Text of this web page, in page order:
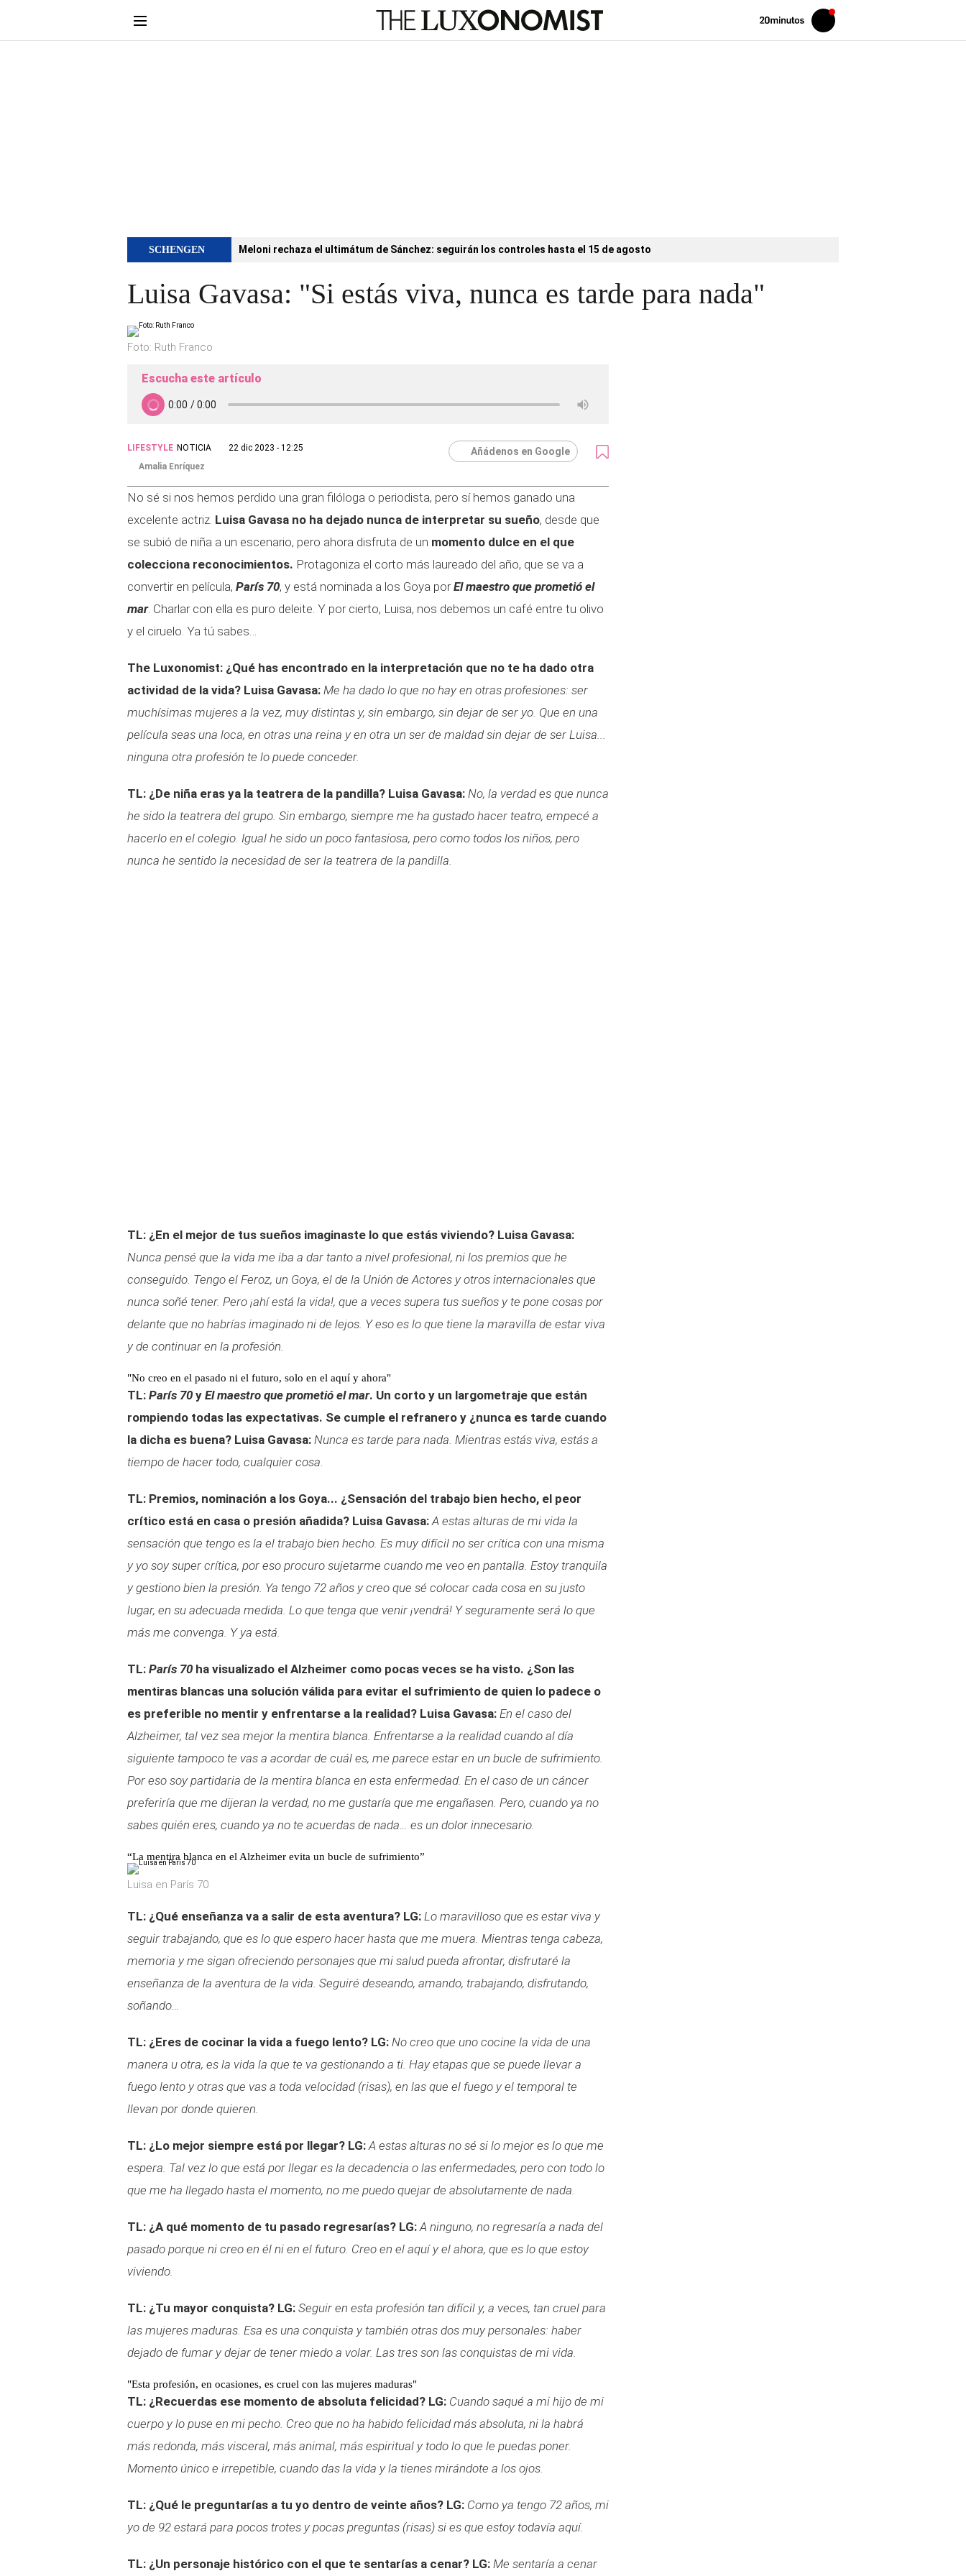
Volver
Iniciar
sesión
SCHENGEN Meloni rechaza el ultimátum de Sánchez: seguirán los controles hasta el 15 de agosto
Luisa Gavasa: "Si estás viva, nunca es tarde para nada"
Foto: Ruth Franco
Escucha este artículo
LIFESTYLE NOTICIA
22 dic 2023 - 12:25
Amalia Enríquez
Añádenos en Google
No sé si nos hemos perdido una gran filóloga o periodista, pero sí hemos ganado una
excelente actriz. Luisa Gavasa no ha dejado nunca de interpretar su sueño, desde que
se subió de niña a un escenario, pero ahora disfruta de un momento dulce en el que
colecciona reconocimientos. Protagoniza el corto más laureado del año, que se va a
convertir en película, París 70, y está nominada a los Goya porEl maestro que prometió el
mar. Charlar con ella es puro deleite. Y por cierto, Luisa, nos debemos un café entre tu olivo
y el ciruelo. Ya tú sabes…
The Luxonomist: ¿Qué has encontrado en la interpretación que no te ha dado otra
actividad de la vida? Luisa Gavasa: Me ha dado lo que no hay en otras profesiones: ser
muchísimas mujeres a la vez, muy distintas y, sin embargo, sin dejar de ser yo. Que en una
película seas una loca, en otras una reina y en otra un ser de maldad sin dejar de ser Luisa...
ninguna otra profesión te lo puede conceder.
TL: ¿De niña eras ya la teatrera de la pandilla? Luisa Gavasa: No, la verdad es que nunca
he sido la teatrera del grupo. Sin embargo, siempre me ha gustado hacer teatro, empecé a
hacerlo en el colegio. Igual he sido un poco fantasiosa, pero como todos los niños, pero
nunca he sentido la necesidad de ser la teatrera de la pandilla.
TL: ¿En el mejor de tus sueños imaginaste lo que estás viviendo? Luisa Gavasa:
Nunca pensé que la vida me iba a dar tanto a nivel profesional, ni los premios que he
conseguido. Tengo el Feroz, un Goya, el de la Unión de Actores y otros internacionales que
nunca soñé tener. Pero ¡ahí está la vida!, que a veces supera tus sueños y te pone cosas por
delante que no habrías imaginado ni de lejos. Y eso es lo que tiene la maravilla de estar viva
y de continuar en la profesión.
"No creo en el pasado ni el futuro, solo en el aquí y ahora"
TL: París 70 y El maestro que prometió el mar. Un corto y un largometraje que están
rompiendo todas las expectativas. Se cumple el refranero y ¿nunca es tarde cuando
la dicha es buena? Luisa Gavasa: Nunca es tarde para nada. Mientras estás viva, estás a
tiempo de hacer todo, cualquier cosa.
TL: Premios, nominación a los Goya... ¿Sensación del trabajo bien hecho, el peor
crítico está en casa o presión añadida? Luisa Gavasa: A estas alturas de mi vida la
sensación que tengo es la el trabajo bien hecho. Es muy difícil no ser crítica con una misma
y yo soy super crítica, por eso procuro sujetarme cuando me veo en pantalla. Estoy tranquila
y gestiono bien la presión. Ya tengo 72 años y creo que sé colocar cada cosa en su justo
lugar, en su adecuada medida. Lo que tenga que venir ¡vendrá! Y seguramente será lo que
más me convenga. Y ya está.
TL: París 70 ha visualizado el Alzheimer como pocas veces se ha visto. ¿Son las
mentiras blancas una solución válida para evitar el sufrimiento de quien lo padece o
es preferible no mentir y enfrentarse a la realidad? Luisa Gavasa: En el caso del
Alzheimer, tal vez sea mejor la mentira blanca. Enfrentarse a la realidad cuando al día
siguiente tampoco te vas a acordar de cuál es, me parece estar en un bucle de sufrimiento.
Por eso soy partidaria de la mentira blanca en esta enfermedad. En el caso de un cáncer
preferiría que me dijeran la verdad, no me gustaría que me engañasen. Pero, cuando ya no
sabes quién eres, cuando ya no te acuerdas de nada… es un dolor innecesario.
“La mentira blanca en el Alzheimer evita un bucle de sufrimiento”
Luisa en París 70
TL: ¿Qué enseñanza va a salir de esta aventura? LG: Lo maravilloso que es estar viva y
seguir trabajando, que es lo que espero hacer hasta que me muera. Mientras tenga cabeza,
memoria y me sigan ofreciendo personajes que mi salud pueda afrontar, disfrutaré la
enseñanza de la aventura de la vida. Seguiré deseando, amando, trabajando, disfrutando,
soñando…
TL: ¿Eres de cocinar la vida a fuego lento? LG: No creo que uno cocine la vida de una
manera u otra, es la vida la que te va gestionando a ti. Hay etapas que se puede llevar a
fuego lento y otras que vas a toda velocidad (risas), en las que el fuego y el temporal te
llevan por donde quieren.
TL: ¿Lo mejor siempre está por llegar? LG: A estas alturas no sé si lo mejor es lo que me
espera. Tal vez lo que está por llegar es la decadencia o las enfermedades, pero con todo lo
que me ha llegado hasta el momento, no me puedo quejar de absolutamente de nada.
TL: ¿A qué momento de tu pasado regresarías? LG: A ninguno, no regresaría a nada del
pasado porque ni creo en él ni en el futuro. Creo en el aquí y el ahora, que es lo que estoy
viviendo.
TL: ¿Tu mayor conquista? LG: Seguir en esta profesión tan difícil y, a veces, tan cruel para
las mujeres maduras. Esa es una conquista y también otras dos muy personales: haber
dejado de fumar y dejar de tener miedo a volar. Las tres son las conquistas de mi vida.
"Esta profesión, en ocasiones, es cruel con las mujeres maduras"
TL: ¿Recuerdas ese momento de absoluta felicidad? LG: Cuando saqué a mi hijo de mi
cuerpo y lo puse en mi pecho. Creo que no ha habido felicidad más absoluta, ni la habrá
más redonda, más visceral, más animal, más espiritual y todo lo que le puedas poner.
Momento único e irrepetible, cuando das la vida y la tienes mirándote a los ojos.
TL: ¿Qué le preguntarías a tu yo dentro de veinte años? LG: Como ya tengo 72 años, mi
yo de 92 estará para pocos trotes y pocas preguntas (risas) si es que estoy todavía aquí.
TL: ¿Un personaje histórico con el que te sentarías a cenar? LG: Me sentaría a cenar